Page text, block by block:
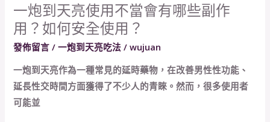
次？
適
合
些
年
一炮到天亮使用不當會有哪些副作
用？如何安全使用？
發佈留言 /一炮到天亮吃法 /wujuan
一炮到天亮作為一種常見的延時藥物，在改善男性性功能、
延長性交時間方面獲得了不少人的青睞。然而，很多使用者
可能並
一
炮
到
亮
使
用